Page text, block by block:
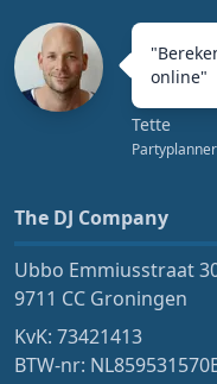
"
online"
Tette
Partyplanner
The DJ Company
Ubbo Emmiusstraat
9711 CC Groningen
KvK: 73421413
BTW-nr: